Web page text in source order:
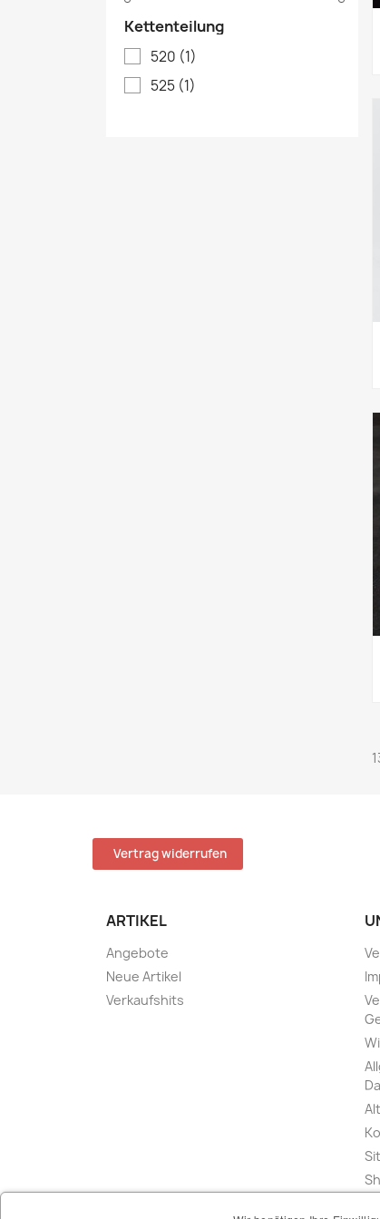
Kettenteilung
520 (1)
525 (1)
Vertrag widerrufen
ARTIKEL
Angebote
Neue Artikel
Verkaufshits